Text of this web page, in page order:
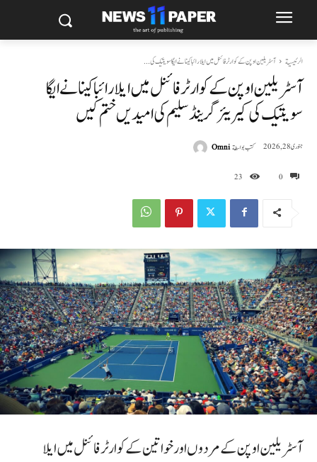
الرئيسية آسٹریلین اوپن کے کوارٹر فائنل میں ایلا رائباکینا نے ایگا سویتیک کی...
آسٹریلین اوپن کے کوارٹر فائنل میں ایلا رائباکینا نے ایگا
سویتیک کی کیریئر گرینڈ سلیم کی امیدیں ختم کیں
0
23
جنوری 28, 2026 كتب بواسطةOmni
آسٹریلین اوپن کے مردوں اور خواتین کے کوارٹر فائنل میں ایلا